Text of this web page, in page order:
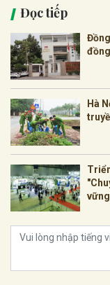
Đọc tiếp
Hà